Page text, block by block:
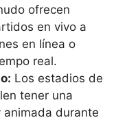
ofrecen
en vivo a
en línea o
real.
Los estadios de
tener una
durante